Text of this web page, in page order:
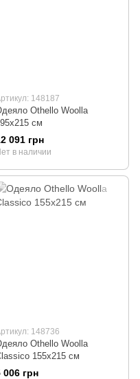
148187
Othello Woolla
см
091 грн
в наличии
148736
Othello Woolla
155x215 см
006 грн